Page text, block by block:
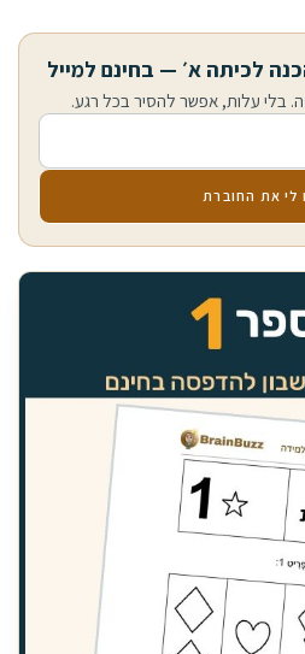
לכיתה א׳ — בחינם למייל
בלי עלות, אפשר להסיר בכל רגע.
לי את החוברת